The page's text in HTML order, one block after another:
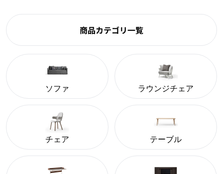
商品カテゴリ一覧
ソファ ラウンジチェア
チェア テーブル